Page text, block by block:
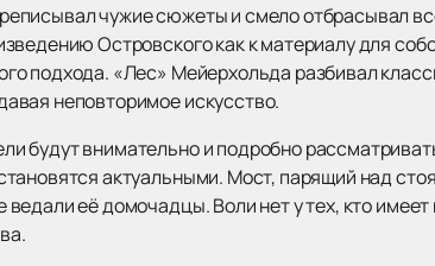
чужие сюжеты и смело отбрасывал
Островского как к материалу для
подхода. «Лес» Мейерхольда разбивал
неповторимое искусство.
будут внимательно и подробно
актуальными. Мост, парящий над
её домочадцы. Воли нет у тех, кто